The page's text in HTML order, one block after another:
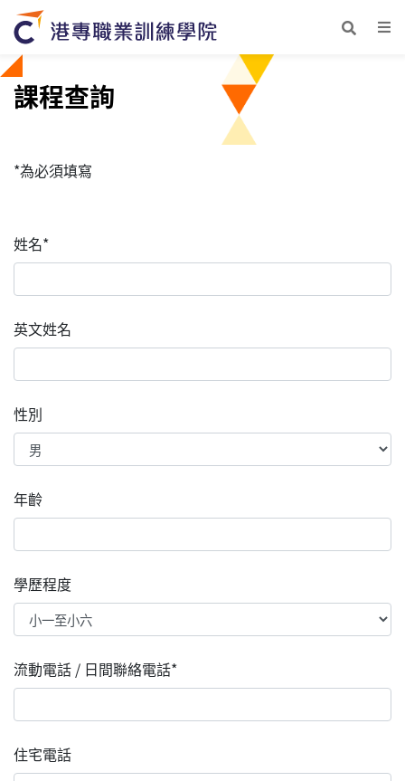
課程查詢
*為必須填寫
姓名*
英文姓名
性別
年齡
學歷程度
流動電話 / 日間聯絡電話*
住宅電話